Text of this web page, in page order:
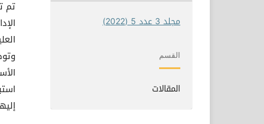
مجلد 3 عدد 5 (2022)
القسم
المقالات